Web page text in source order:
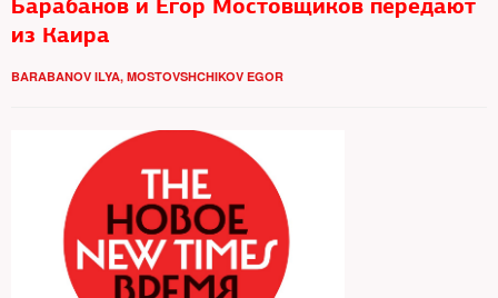
из Каира
Хроника дня, Фото, Видео, Слайдшоу
BARABANOV ILYA, MOSTOVSHCHIKOV EGOR